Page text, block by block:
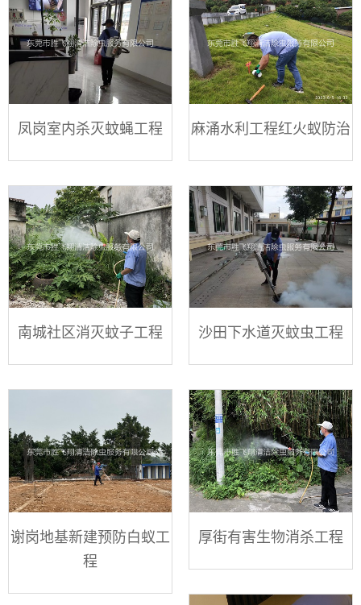
凤岗室内杀灭蚊蝇工程 麻涌水利工程红火蚁防治
南城社区消灭蚊子工程 沙田下水道灭蚊虫工程
谢岗地基新建预防白蚁工
程
厚街有害生物消杀工程